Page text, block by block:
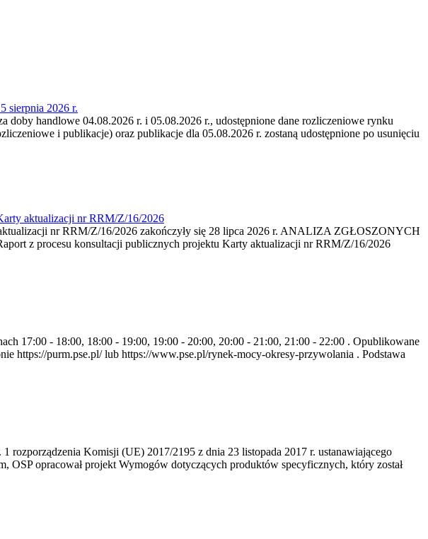
sierpnia 2026 r.
handlowe 04.08.2026 r. i 05.08.2026 r., udostępnione dane rozliczeniowe rynku
i publikacje) oraz publikacje dla 05.08.2026 r. zostaną udostępnione po usunięciu
aktualizacji nr RRM/Z/16/2026
nr RRM/Z/16/2026 zakończyły się 28 lipca 2026 r. ANALIZA ZGŁOSZONYCH
z procesu konsultacji publicznych projektu Karty aktualizacji nr RRM/Z/16/2026
17:00 - 18:00, 18:00 - 19:00, 19:00 - 20:00, 20:00 - 21:00, 21:00 - 22:00 . Opublikowane
https://purm.pse.pl/ lub https://www.pse.pl/rynek-mocy-okresy-przywolania . Podstawa
Komisji (UE) 2017/2195 z dnia 23‍ listopada 2017 r. ustanawiającego
opracował projekt Wymogów dotyczących produktów specyficznych, który został